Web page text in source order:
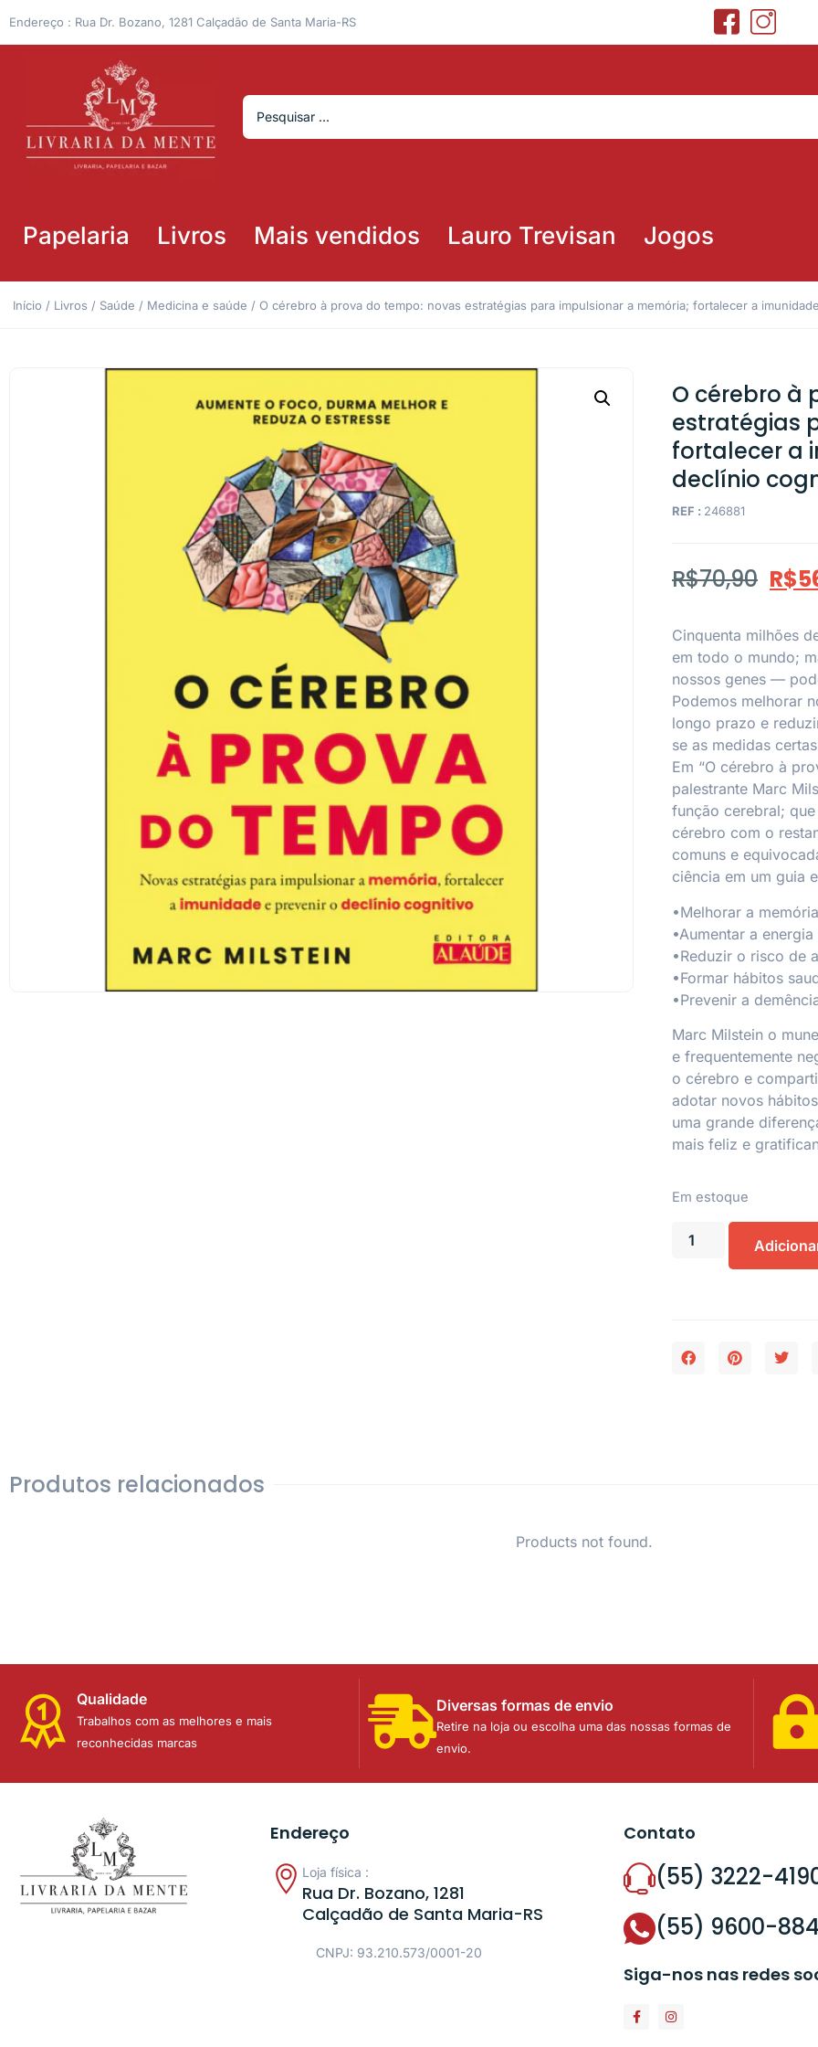
Endereço : Rua Dr. Bozano, 1281 Calçadão de Santa Maria-RS
Papelaria Livros Mais vendidos Lauro Trevisan Jogos
Início / Livros / Saúde / Medicina e saúde / O cérebro à prova do tempo: novas estratégias para impulsionar a memória; fortalecer a
O cérebro à
estratégias
fortalecer a
declínio
REF : 246881
R$70,90 R$
Cinquenta milhões
em todo o mundo;
nossos genes —
Podemos melhorar
longo prazo e
se as medidas
Em “O cérebro à
palestrante Marc
função cerebral;
cérebro com o
comuns e
ciência em um guia
•Melhorar a
•Aumentar a
•Reduzir o risco de
•Formar hábitos
•Prevenir a
Marc Milstein o
e frequentemente
o cérebro e
adotar novos
uma grande
mais feliz e
Em estoque
Produtos relacionados
Products not found.
Qualidade
Trabalhos com as melhores e mais
reconhecidas marcas
Diversas formas de envio
Retire na loja ou escolha uma das nossas formas de
envio.
Endereço
Loja física :
Rua Dr. Bozano, 1281
Calçadão de Santa Maria-RS
CNPJ: 93.210.573/0001-20
Contato
(55) 3222-
(55) 9600-
Siga-nos nas redes